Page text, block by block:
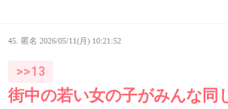
45. 匿名 2026/05/11(月) 10:21:52
>>13
街中の若い女の子がみんな同